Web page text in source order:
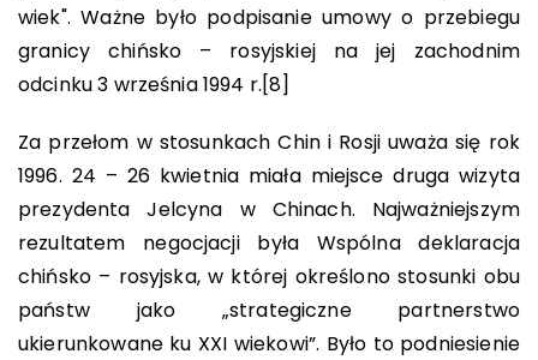
wiek". Ważne było podpisanie umowy o przebiegu
granicy chińsko – rosyjskiej na jej zachodnim
odcinku 3 września 1994 r.[8]
Za przełom w stosunkach Chin i Rosji uważa się rok
1996. 24 – 26 kwietnia miała miejsce druga wizyta
prezydenta Jelcyna w Chinach. Najważniejszym
rezultatem negocjacji była Wspólna deklaracja
chińsko – rosyjska, w której określono stosunki obu
państw jako „strategiczne partnerstwo
ukierunkowane ku XXI wiekowi”. Było to podniesienie